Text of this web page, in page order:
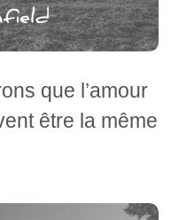
que l’amour
être la même